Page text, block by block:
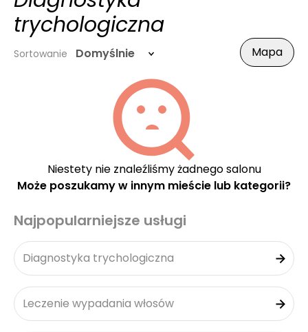
trychologiczna
Sortowanie Domyślnie Mapa
Niestety nie znaleźliśmy żadnego salonu
Może poszukamy w innym mieście lub kategorii?
Najpopularniejsze usługi
Diagnostyka trychologiczna
Leczenie wypadania włosów